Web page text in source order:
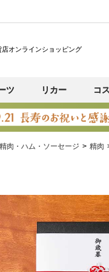
店オンラインショッピング
ツ リカー コ
精肉・ハム・ソーセージ 精肉